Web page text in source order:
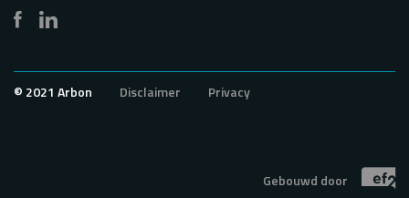
© 2021 Arbon Disclaimer Privacy
Gebouwd door